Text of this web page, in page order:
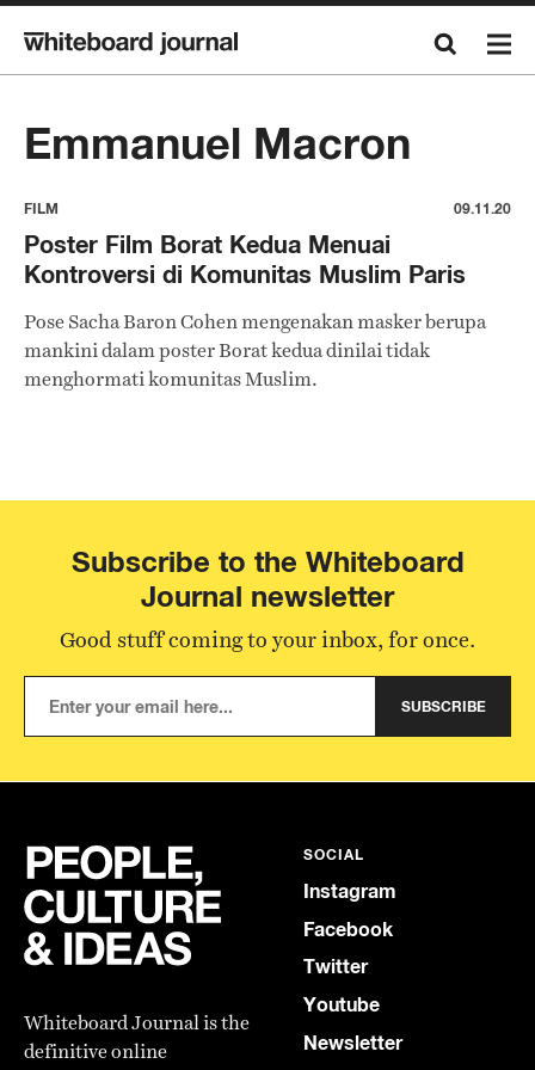
Emmanuel Macron
FILM 09.11.20
Poster Film Borat Kedua Menuai
Kontroversi di Komunitas Muslim Paris
Pose Sacha Baron Cohen mengenakan masker berupa
mankini dalam poster Borat kedua dinilai tidak
menghormati komunitas Muslim.
Subscribe to the Whiteboard
Journal newsletter
Good stuff coming to your inbox, for once.
SUBSCRIBE
Whiteboard Journal is the
definitive online
SOCIAL
Instagram
Facebook
Twitter
Youtube
Newsletter